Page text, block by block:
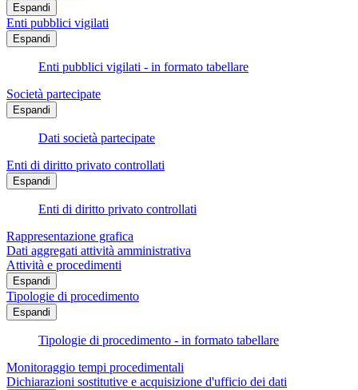
Espandi
Enti pubblici vigilati
Espandi
Enti pubblici vigilati - in formato tabellare
Società partecipate
Espandi
Dati società partecipate
Enti di diritto privato controllati
Espandi
Enti di diritto privato controllati
Rappresentazione grafica
Dati aggregati attività amministrativa
Attività e procedimenti
Espandi
Tipologie di procedimento
Espandi
Tipologie di procedimento - in formato tabellare
Monitoraggio tempi procedimentali
Dichiarazioni sostitutive e acquisizione d'ufficio dei dati